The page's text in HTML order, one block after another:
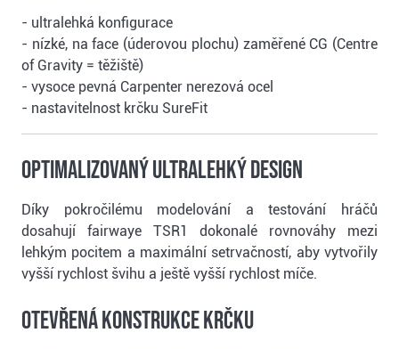
- ultralehká konfigurace
- nízké, na face (úderovou plochu) zaměřené CG (Centre
of Gravity = těžiště)
- vysoce pevná Carpenter nerezová ocel
- nastavitelnost krčku SureFit
Optimalizovaný ultralehký design
Díky pokročilému modelování a testování hráčů
dosahují fairwaye TSR1 dokonalé rovnováhy mezi
lehkým pocitem a maximální setrvačností, aby vytvořily
vyšší rychlost švihu a ještě vyšší rychlost míče.
Otevřená konstrukce krčku